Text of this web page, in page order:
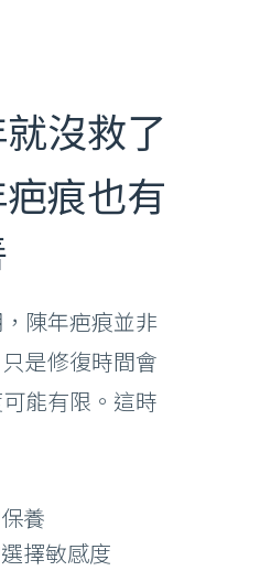
沒救了
痕也有
陳年疤痕並非
是修復時間會
能有限。這時
養
擇敏感度